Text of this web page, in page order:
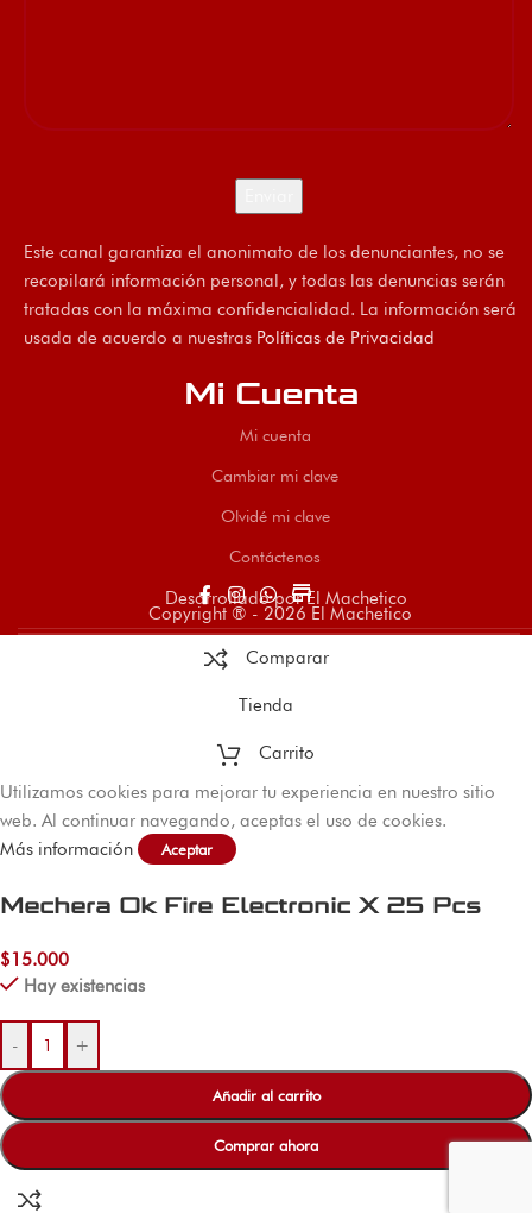
Este canal garantiza el anonimato de los denunciantes, no se
recopilará información personal, y todas las denuncias serán
tratadas con la máxima confidencialidad. La información será
usada de acuerdo a nuestras Políticas de Privacidad
Mi Cuenta
Mi cuenta
Cambiar mi clave
Olvidé mi clave
Contáctenos
store
Desarrollado por El Machetico
Copyright ® - 2026 El Machetico
Comparar
Tienda
Carrito
Utilizamos cookies para mejorar tu experiencia en nuestro sitio
web. Al continuar navegando, aceptas el uso de cookies.
Más información
Aceptar
Mechera Ok Fire Electronic X 25 Pcs
$15.000
Hay existencias
- +
Añadir al carrito
Comprar ahora